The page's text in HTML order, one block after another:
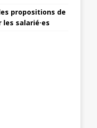
propositions de
salarié·es